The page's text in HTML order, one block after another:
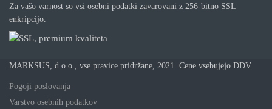
Za vašo varnost so vsi osebni podatki zavarovani z 256-bitno SSL
enkripcijo.
MARKSUS, d.o.o., vse pravice pridržane, 2021. Cene vsebujejo DDV.
Pogoji poslovanja
Varstvo osebnih podatkov